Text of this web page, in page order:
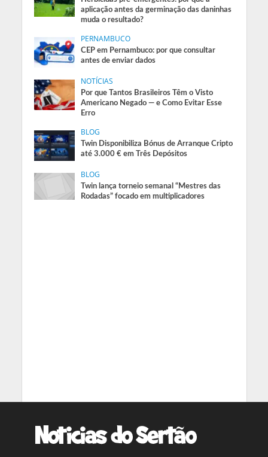
aplicação antes da germinação das daninhas
muda o resultado?
PERNAMBUCO
CEP em Pernambuco: por que consultar
antes de enviar dados
NOTÍCIAS
Por que Tantos Brasileiros Têm o Visto
Americano Negado — e Como Evitar Esse
Erro
BLOG
Twin Disponibiliza Bónus de Arranque Cripto
até 3.000 € em Três Depósitos
BLOG
Twin lança torneio semanal “Mestres das
Rodadas” focado em multiplicadores